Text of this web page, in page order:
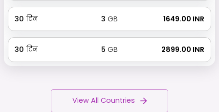
30 दिन 3 GB ₹ 1649.00 INR
30 दिन 5 GB ₹ 2899.00 INR
View All Countries